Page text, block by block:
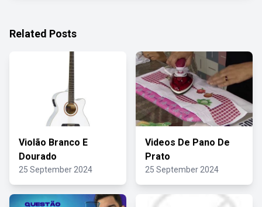
Related Posts
Violão Branco E
Dourado
25 September 2024
Videos De Pano De
Prato
25 September 2024